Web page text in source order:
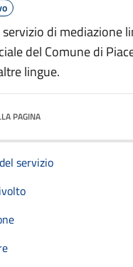
di mediazione
del Comune di
lingue.
PAGINA
servizio